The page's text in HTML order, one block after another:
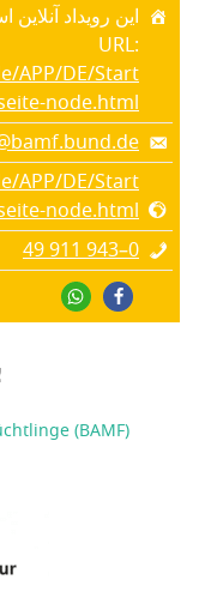
این رویداد
URL:
APP/DE/Start
node.html
APP/DE/Start
node.html
49 911 943–0
(BAMF)